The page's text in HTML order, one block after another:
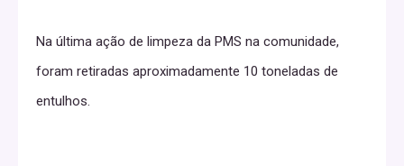
Na última ação de limpeza da PMS na comunidade,
foram retiradas aproximadamente 10 toneladas de
entulhos.